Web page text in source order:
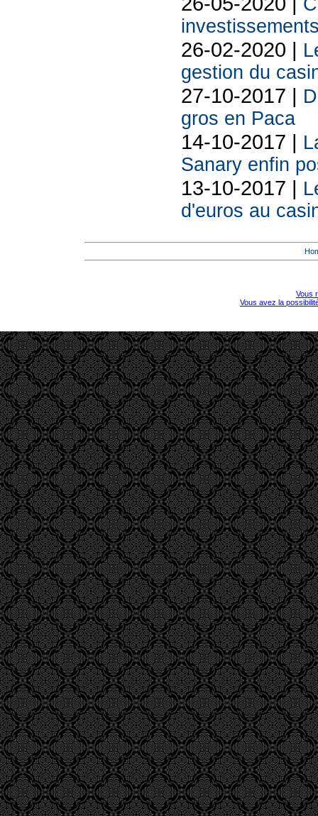
26-02-2020 |
gestion du
27-10-2017 |
gros en Paca
14-10-2017 |
Sanary enfin
13-10-2017 |
d'euros au
Vous
Vous avez la